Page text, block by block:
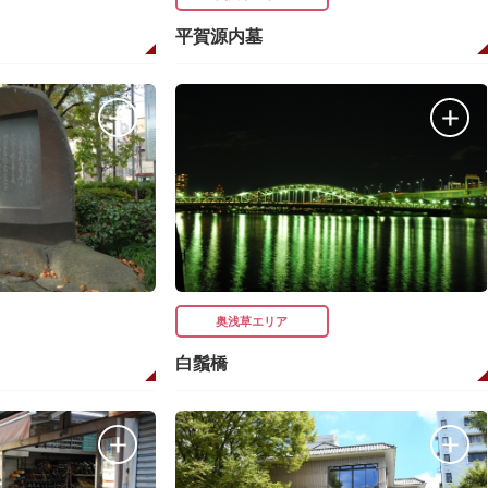
平賀源内墓
奥浅草エリア
白鬚橋